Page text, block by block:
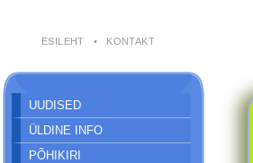
ESILEHT • KONTAKT
UUDISED
ÜLDINE INFO
PÕHIKIRI